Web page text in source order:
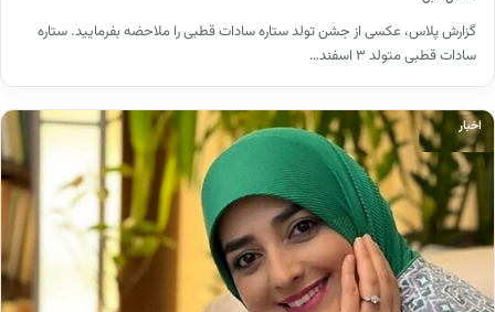
گزارش پلاس، عکسی از جشن تولد ستاره سادات قطبی را ملاحضه بفرمایید. ‫ستاره
سادات قطبی متولد ۳ اسفند…
اخبار